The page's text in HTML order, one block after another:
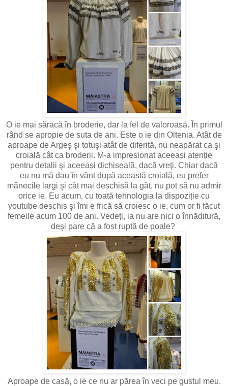
O ie mai săracă în broderie, dar la fel de valoroasă. În primul
rând se apropie de suta de ani. Este o ie din Oltenia. Atât de
aproape de Argeş şi totuşi atât de diferită, nu neapărat ca şi
croială cât ca broderii. M-a impresionat aceeași atenție
pentru detalii şi aceeași dichiseală, dacă vreţi. Chiar dacă
eu nu mă dau în vânt după această croială, eu prefer
mânecile largi şi cât mai deschisă la gât, nu pot să nu admir
orice ie. Eu acum, cu toată tehnologia la dispoziție cu
youtube deschis şi îmi e frică să croiesc o ie, cum or fi făcut
femeile acum 100 de ani. Vedeți, ia nu are nici o înnăditură,
deşi pare că a fost ruptă de poale?
Aproape de casă, o ie ce nu ar părea în veci pe gustul meu.